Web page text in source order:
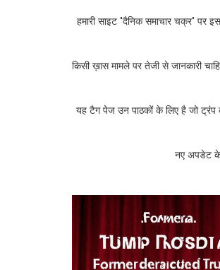
हमारी साइट "दैनिक समाचार चक्र" पर
किसी ख़ास मामले पर तेजी से जानकारी
यह टैग पेज उन पाठकों के लिए है जो ट्रंप
नए अपडेट के